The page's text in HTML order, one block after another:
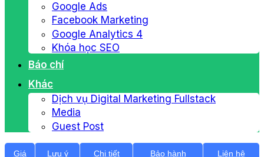
Google Ads
Facebook Marketing
Google Analytics 4
Khóa học SEO
Báo chí
Khác
Dịch vụ Digital Marketing Fullstack
Media
Guest Post
Giá Lưu ý Chi tiết Bảo hành Liên hệ